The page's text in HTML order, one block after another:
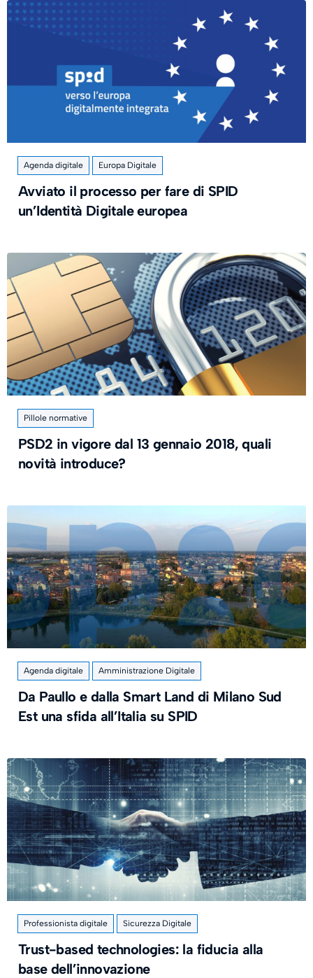
Agenda digitale Europa Digitale
Avviato il processo per fare di SPID
un’Identità Digitale europea
Pillole normative
PSD2 in vigore dal 13 gennaio 2018, quali
novità introduce?
Agenda digitale Amministrazione Digitale
Da Paullo e dalla Smart Land di Milano Sud
Est una sfida all’Italia su SPID
Professionista digitale Sicurezza Digitale
Trust-based technologies: la fiducia alla
base dell’innovazione